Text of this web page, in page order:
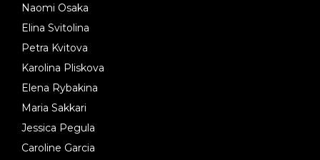
Naomi Osaka
Elina Svitolina
Petra Kvitova
Karolina Pliskova
Elena Rybakina
Maria Sakkari
Jessica Pegula
Caroline Garcia